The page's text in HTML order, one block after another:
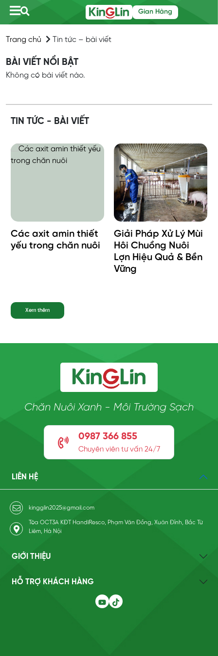
Gian Hàng
Trang chủ Tin tức – bài viết
BÀI VIẾT NỔI BẬT
Không có bài viết nào.
TIN TỨC - BÀI VIẾT
Các axit amin thiết
yếu trong chăn nuôi
Giải Pháp Xử Lý Mùi
Hôi Chuồng Nuôi
Lợn Hiệu Quả & Bền
Vững
Xem thêm
Chăn Nuôi Xanh - Môi Trường Sạch
0987 366 855
Chuyên viên tư vấn 24/7
LIÊN HỆ
kingglin2025@gmail.com
Tòa OCT3A KĐT HandiResco, Phạm Văn Đồng, Xuân Đỉnh, Bắc Từ
Liêm, Hà Nội
GIỚI THIỆU
HỖ TRỢ KHÁCH HÀNG